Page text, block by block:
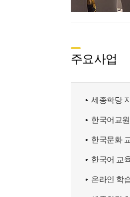
주요사업
세종학당
한국어교
한국문화
한국어 교
온라인 학